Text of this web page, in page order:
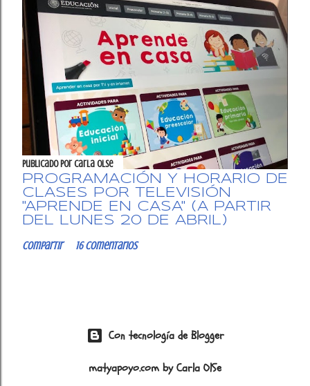
Publicado por Carla OlSe
PROGRAMACIÓN Y HORARIO DE
CLASES POR TELEVISIÓN
"APRENDE EN CASA" (A PARTIR
DEL LUNES 20 DE ABRIL)
Compartir 16 comentarios
Con tecnología de Blogger
matyapoyo.com by Carla OlSe